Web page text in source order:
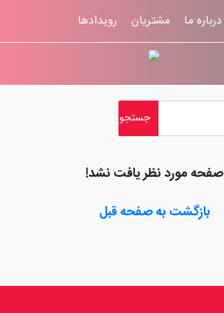
درباره ما مشتریان رویدادها
ثبت شکایات راهنمای سایت
صفحه مورد نظر یافت نشد!
بازگشت به صفحه قبل